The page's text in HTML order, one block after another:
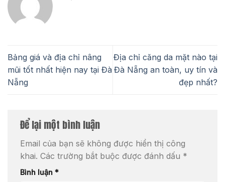
Bảng giá và địa chỉ nâng
mũi tốt nhất hiện nay tại Đà
Nẵng
Địa chỉ căng da mặt nào tại
Đà Nẵng an toàn, uy tín và
đẹp nhất?
Để lại một bình luận
Email của bạn sẽ không được hiển thị công
khai. Các trường bắt buộc được đánh dấu *
Bình luận *